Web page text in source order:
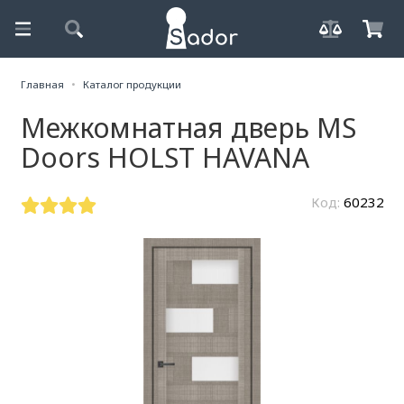
Главная Каталог продукции
Межкомнатная дверь MS
Doors HOLST HAVANA
Код: 60232